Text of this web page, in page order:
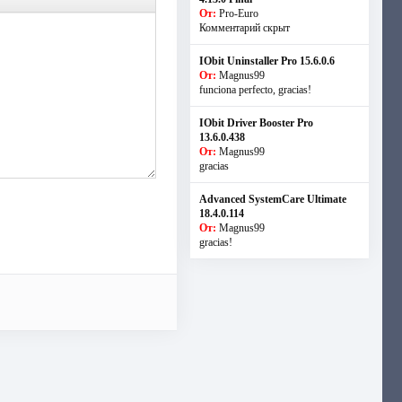
От: Pro-Euro
Комментарий скрыт
IObit Uninstaller Pro 15.6.0.6
От: Magnus99
funciona perfecto, gracias!
IObit Driver Booster Pro
13.6.0.438
От: Magnus99
gracias
Advanced SystemCare Ultimate
18.4.0.114
От: Magnus99
gracias!